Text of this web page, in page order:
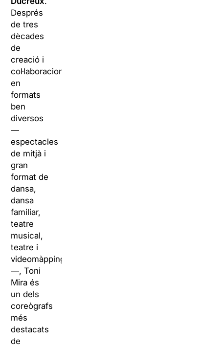
Després
de tres
dècades
de
creació i
col·laboracions
en
formats
ben
diversos
—
espectacles
de mitjà i
gran
format de
dansa,
dansa
familiar,
teatre
musical,
teatre i
videomàpping
—, Toni
Mira és
un dels
coreògrafs
més
destacats
de